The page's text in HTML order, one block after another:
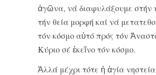
ἀγῶνα, νά διαφυλάξουμε στήν
τήν θεία μορφή καί νά
τόν κόσμο αὐτό πρός τόν
Κύριο σέ ἐκεῖνο τόν κόσμο.
Ἀλλά μέχρι τότε ἡ ἁγία